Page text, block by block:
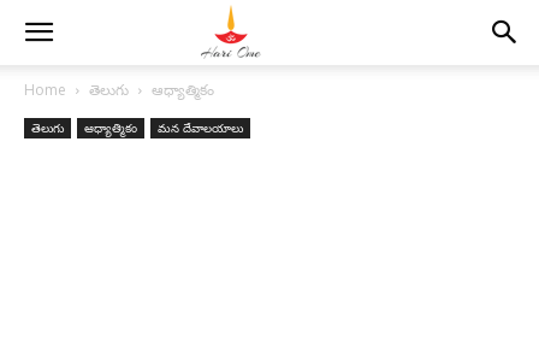
Home తెలుగు ఆధ్యాత్మికం
తెలుగు ఆధ్యాత్మికం మన దేవాలయాలు